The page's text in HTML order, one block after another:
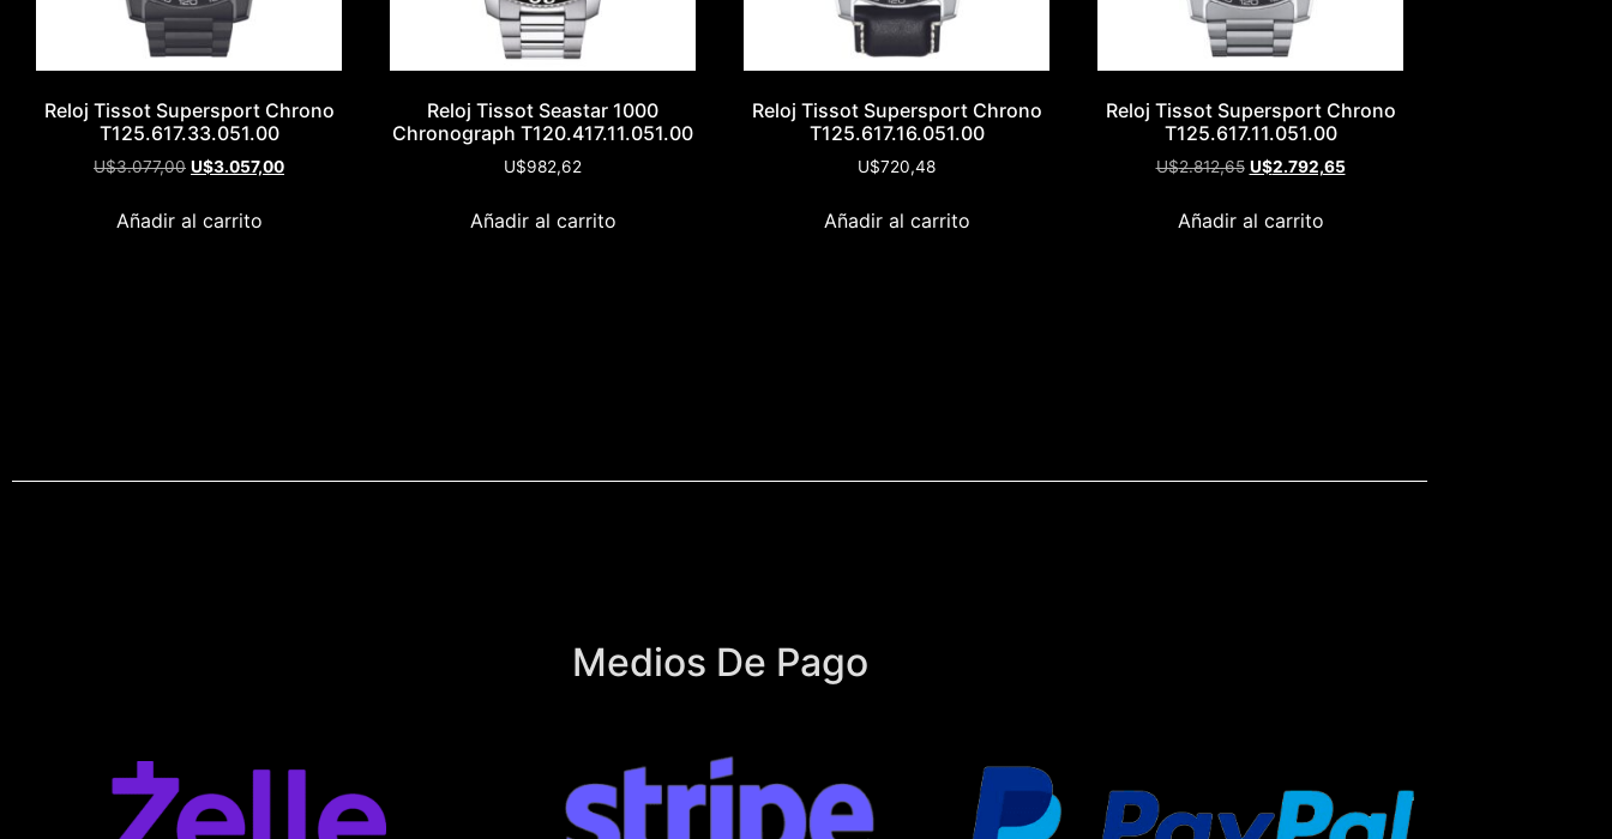
Reloj Tissot Supersport Chrono
T125.617.33.051.00
U$3.077,00 U$3.057,00
Añadir al carrito
Reloj Tissot Seastar 1000
Chronograph T120.417.11.051.00
U$982,62
Añadir al carrito
Reloj Tissot Supersport Chrono
T125.617.16.051.00
U$720,48
Añadir al carrito
Reloj Tissot Supersport Chrono
T125.617.11.051.00
U$2.812,65 U$2.792,65
Añadir al carrito
Medios De Pago